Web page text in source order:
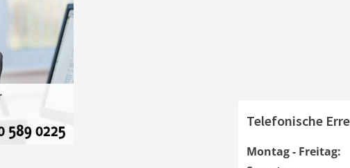
Telefonische
Montag - Freitag: